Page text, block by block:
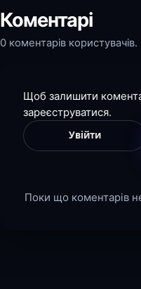
Коментарі
0 коментарів користувачів.
Щоб залишити
зареєструватися.
Увійти
Поки що коментарів